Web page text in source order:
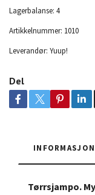
Lagerbalanse: 4
Artikkelnummer: 1010
Leverandør: Yuup!
Del
INFORMASJON
Tørrsjampo.